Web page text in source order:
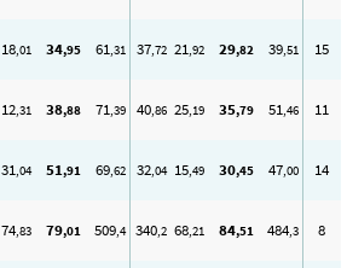
18,01 34,95 61,31 37,72 21,92 29,82 39,51 15
12,31 38,88 71,39 40,86 25,19 35,79 51,46 11
31,04 51,91 69,62 32,04 15,49 30,45 47,00 14
74,83 79,01 509,4 340,2 68,21 84,51 484,3 8